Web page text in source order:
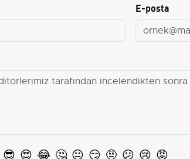
E-posta
😎 😍 😂 🤔 😐 😏 🤨 😕 😢 😡